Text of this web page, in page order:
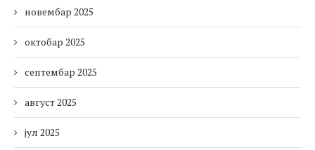
новембар 2025
октобар 2025
септембар 2025
август 2025
јул 2025